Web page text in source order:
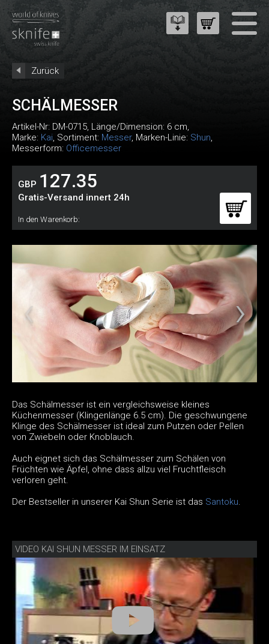
Zurück
SCHÄLMESSER
Artikel-Nr: DM-0715, Länge/Dimension: 6 cm,
Marke: Kai, Sortiment: Messer, Marken-Linie: Shun,
Messerform: Officemesser
GBP 127.35
Gratis-Versand innert 24h
In den Warenkorb:
Das Schälmesser ist ein vergleichsweise kleines
Küchenmesser (Klingenlänge 6.5 cm). Die geschwungene
Klinge des Schälmesser ist ideal zum Putzen oder Pellen
von Zwiebeln oder Knoblauch.
Auch eignet sich das Schälmesser zum Schälen von
Früchten wie Äpfel, ohne dass allzu viel Fruchtfleisch
verloren geht.
Der Bestseller in unserer Kai Shun Serie ist das Santoku.
VIDEO KAI SHUN MESSER IM EINSATZ